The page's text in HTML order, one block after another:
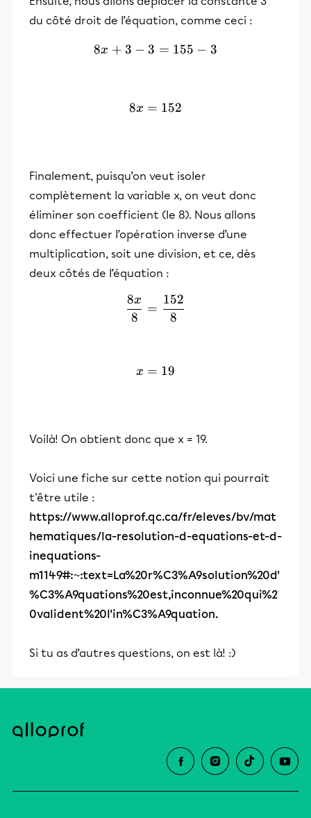
du côté droit de l’équation, comme ceci :
8x+3-3=155-3
8x + 3 − 3 = 155 − 3
8x=152
8x = 152
Finalement, puisqu’on veut isoler
complètement la variable x, on veut donc
éliminer son coefficient (le 8). Nous allons
donc effectuer l’opération inverse d’une
multiplication, soit une division, et ce, dès
deux côtés de l’équation :
\frac{8x}{8}=
8
8x
=
8
152
x = 19
x = 19
Voilà! On obtient donc que x = 19.
Voici une fiche sur cette notion qui pourrait
t'être utile :
https://www.alloprof.qc.ca/fr/eleves/bv/mat
hematiques/la-resolution-d-equations-et-d-
inequations-
m1149#:~:text=La%20r%C3%A9solution%20d'
%C3%A9quations%20est,inconnue%20qui%2
0valident%20l'in%C3%A9quation.
Si tu as d’autres questions, on est là! :)